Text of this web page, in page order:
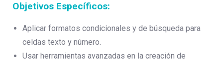
Objetivos Específicos:
Aplicar formatos condicionales y de búsqueda para
celdas texto y número.
Usar herramientas avanzadas en la creación de